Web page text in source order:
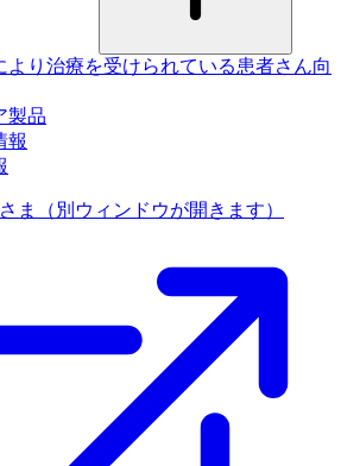
より治療を受けられている患者さん向
製品
報
ま （別ウィンドウが開きます）